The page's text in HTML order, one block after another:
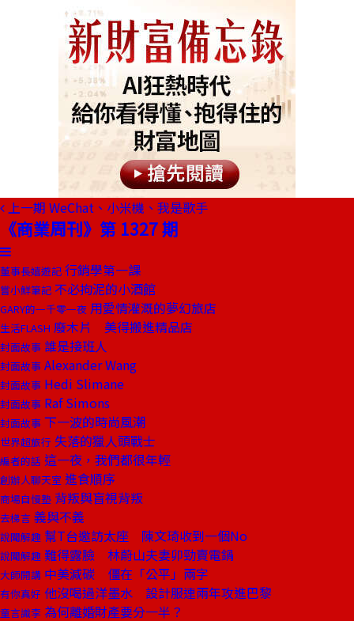
上一期 WeChat、小米機、我是歌手
《商業周刊》第 1327 期
董事長嬉遊記 行銷學第一課
嘗小鮮筆記 不必拘泥的小酒館
GARY的一千零一夜 用愛情灌溉的夢幻旅店
生活FLASH 廢木片 美得搬進精品店
封面故事 誰是接班人
封面故事 Alexander Wang
封面故事 Hedi Slimane
封面故事 Raf Simons
封面故事 下一波的時尚風潮
世界超旅行 失落的獵人頭戰士
編者的話 這一夜，我們都很年輕
創辦人聊天室 進食順序
商場自慢塾 背叛與盲視背叛
去梯言 義與不義
說聞解趣 幫T台邀訪太座 陳文琦收到一個No
說聞解趣 難得露臉 林蔚山夫妻卯勁賣電鍋
大師開講 中美減碳 僵在「公平」兩字
有你真好 他沒喝過洋墨水 設計服連兩年攻進巴黎
童言識李 為何離婚財產要分一半？